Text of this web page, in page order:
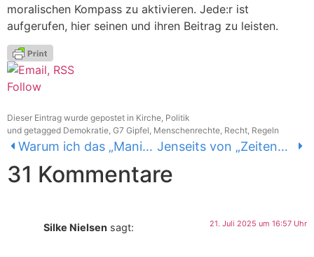
moralischen Kompass zu aktivieren. Jede:r ist
aufgerufen, hier seinen und ihren Beitrag zu leisten.
Follow
Dieser Eintrag wurde gepostet in Kirche Politik
und getagged Demokratie G7 Gipfel Menschenrechte Recht Regeln
Warum ich das „Manifest“ nicht unterschreiben kann Jenseits von „Zeitenwende“ und „Kriegstüchtigkeit“ – die SPD in höchster Not
31 Kommentare
Silke Nielsen sagt: 21. Juli 2025 um 16:57 Uhr